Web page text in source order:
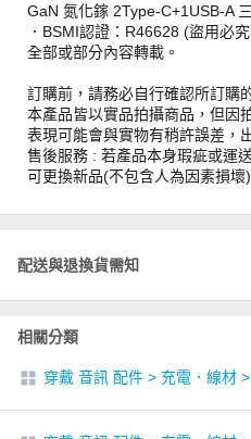
GaN 氮化鎵 2Type-C+1USB-A
．BSMI認證：R46628 (盜用必
全部或部分內容轉載。
訂購前，請務必自行確認所訂購
本產品皆以實品拍攝商品，但因
表現可能會與實物有稍許誤差，
售後服務 : 若產品本身瑕疵或運
可更換新品(不包含人為因素損壞)
配送與退換貨需知
相關分類
穿戴 音訊 配件 > 充電．線材 >